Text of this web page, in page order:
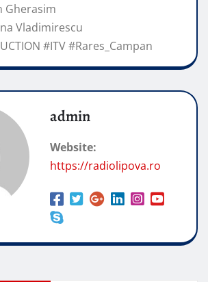
Gherasim
Vladimirescu
#ITV #Rares_Campan
admin
Website:
https://radiolipova.ro